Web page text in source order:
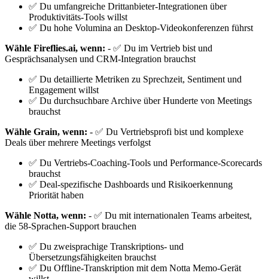
✅ Du umfangreiche Drittanbieter-Integrationen über
Produktivitäts-Tools willst
✅ Du hohe Volumina an Desktop-Videokonferenzen führst
Wähle Fireflies.ai, wenn: - ✅ Du im Vertrieb bist und
Gesprächsanalysen und CRM-Integration brauchst
✅ Du detaillierte Metriken zu Sprechzeit, Sentiment und
Engagement willst
✅ Du durchsuchbare Archive über Hunderte von Meetings
brauchst
Wähle Grain, wenn: - ✅ Du Vertriebsprofi bist und komplexe
Deals über mehrere Meetings verfolgst
✅ Du Vertriebs-Coaching-Tools und Performance-Scorecards
brauchst
✅ Deal-spezifische Dashboards und Risikoerkennung
Priorität haben
Wähle Notta, wenn: - ✅ Du mit internationalen Teams arbeitest,
die 58-Sprachen-Support brauchen
✅ Du zweisprachige Transkriptions- und
Übersetzungsfähigkeiten brauchst
✅ Du Offline-Transkription mit dem Notta Memo-Gerät